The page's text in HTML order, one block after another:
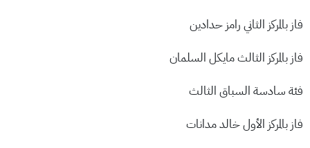
فاز بالمركز الثاني رامز حدادين
فاز بالمركز الثالث مايكل السلمان
فئة سادسة السباق الثالث
فاز بالمركز الأول خالد مدانات